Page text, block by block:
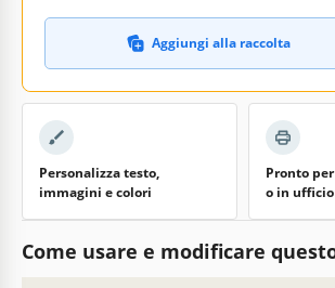
Aggiungi alla raccolta
Personalizza testo,
immagini e colori
Pronto
o in ufficio
Come usare e modificare